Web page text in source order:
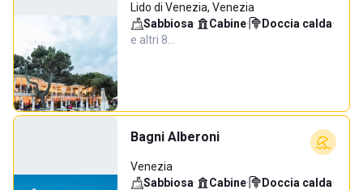
Lido di Venezia, Venezia
Sabbiosa· Cabine· Doccia calda·
e altri 8…
Bagni Alberoni
Venezia
Sabbiosa· Cabine· Doccia calda·